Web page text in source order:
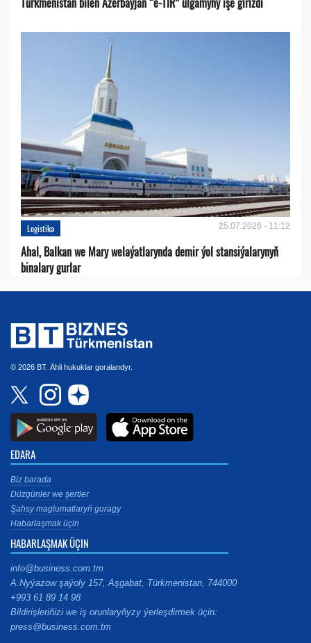
Logistika 25.07.2026 - 11:12
Ahal, Balkan we Mary welaýatlarynda demir ýol stansiýalarynyň
binalary gurlar
© 2026 BT. Ähli hukuklar goralandyr.
EDARA
Biz barada
Düzgünler we şertler
Şahsy maglumatlaryň goragy
Habarlaşmak üçin
HABARLAŞMAK ÜÇIN
info@business.com.tm
A.Nyýazow şaýoly 157, Aşgabat, Türkmenistan, 744000
+993 61 89 14 98
Bildirişleriňizi we iş orunlaryňyzy ýerleşdirmek üçin:
press@business.com.tm